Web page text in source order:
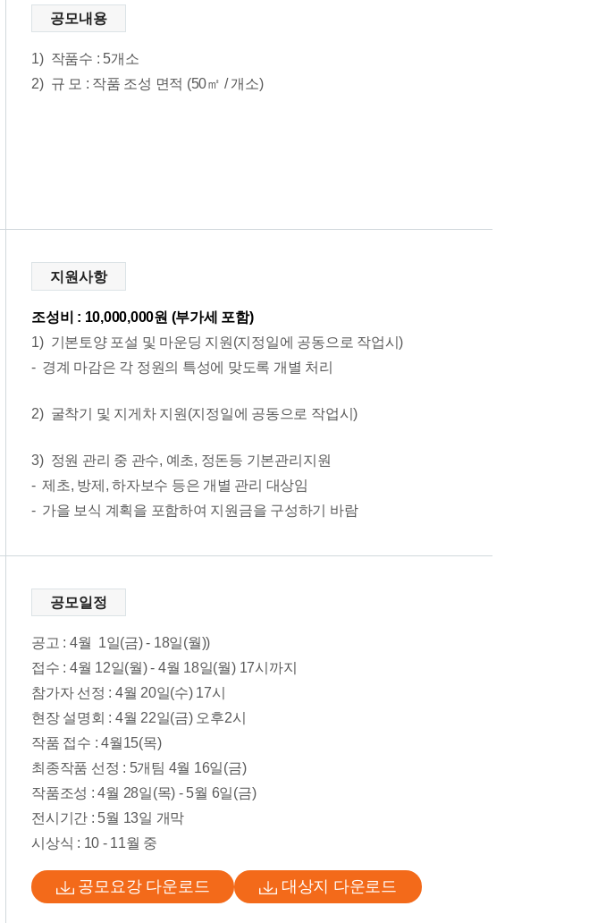
공모내용
1) 작품수 : 5개소
2) 규 모 : 작품 조성 면적 (50㎡ / 개소)
지원사항
조성비 : 10,000,000원 (부가세 포함)
1) 기본토양 포설 및 마운딩 지원(지정일에 공동으로 작업시)
경계 마감은 각 정원의 특성에 맞도록 개별 처리
2) 굴착기 및 지게차 지원(지정일에 공동으로 작업시)
3) 정원 관리 중 관수, 예초, 정돈등 기본관리지원
제초, 방제, 하자보수 등은 개별 관리 대상임
가을 보식 계획을 포함하여 지원금을 구성하기 바람
공모일정
공고 : 4월 1일(금) - 18일(월))
접수 : 4월 12일(월) - 4월 18일(월) 17시까지
참가자 선정 : 4월 20일(수) 17시
현장 설명회 : 4월 22일(금) 오후2시
작품 접수 : 4월15(목)
최종작품 선정 : 5개팀 4월 16일(금)
작품조성 : 4월 28일(목) - 5월 6일(금)
전시기간 : 5월 13일 개막
시상식 : 10 - 11월 중
공모요강 다운로드 대상지 다운로드